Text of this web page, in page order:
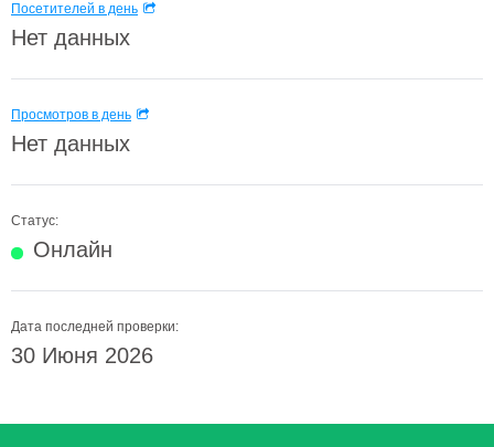
Посетителей в день
Нет данных
Просмотров в день
Нет данных
Статус:
Онлайн
Дата последней проверки:
30 Июня 2026